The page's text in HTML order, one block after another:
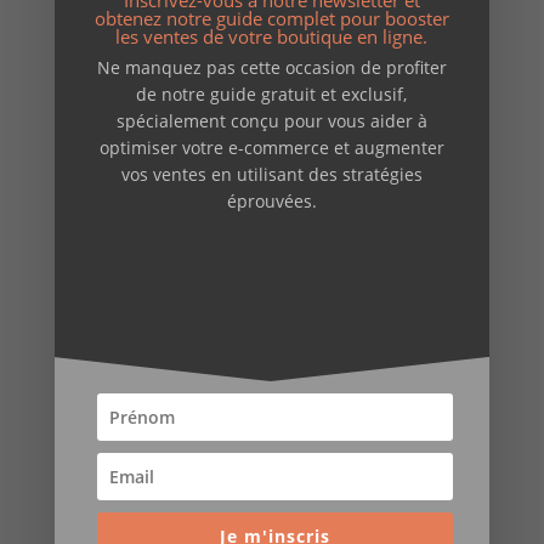
création de sites
E-reputation
formations & ateliers
Non classé
opensource
Guide GRATUIT pour
booster votre E-Commerce
!
obtenez notre guide complet pour booster
les ventes de votre boutique en ligne.
Ne manquez pas cette occasion de profiter
de notre guide gratuit et exclusif,
spécialement conçu pour vous aider à
optimiser votre e-commerce et augmenter
vos ventes en utilisant des stratégies
éprouvées.
Je m'inscris